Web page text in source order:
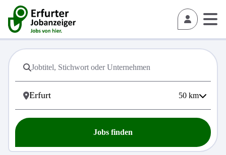
50 km
Jobs finden